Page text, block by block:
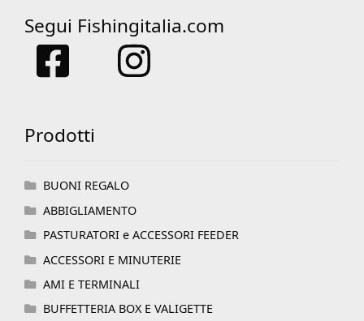
Segui Fishingitalia.com
Prodotti
BUONI REGALO
ABBIGLIAMENTO
PASTURATORI e ACCESSORI FEEDER
ACCESSORI E MINUTERIE
AMI E TERMINALI
BUFFETTERIA BOX E VALIGETTE